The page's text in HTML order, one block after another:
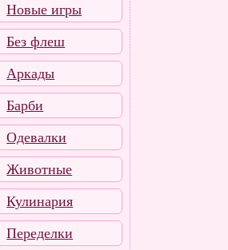
Новые игры
Без флеш
Аркады
Барби
Одевалки
Животные
Кулинария
Переделки